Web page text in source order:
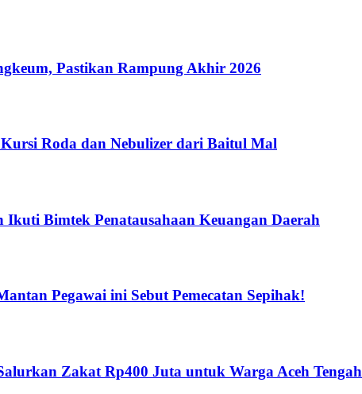
Pastikan Rampung Akhir 2026
Roda dan Nebulizer dari Baitul Mal
Bimtek Penatausahaan Keuangan Daerah
Pegawai ini Sebut Pemecatan Sepihak!
Zakat Rp400 Juta untuk Warga Aceh Tengah